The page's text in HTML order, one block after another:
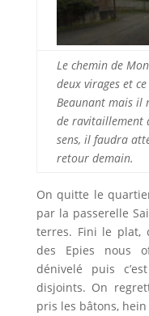
Le chemin de
deux virages et
Beaunant mais il
de ravitaillement
sens, il faudra
retour demain.
On quitte le
par la passerelle
terres. Fini le plat,
des Epies nous
dénivelé puis
disjoints. On
pris les bâtons,